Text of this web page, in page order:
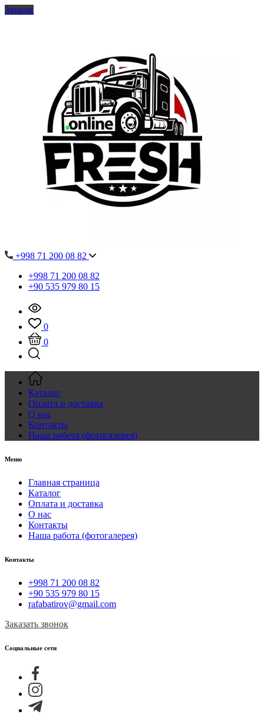
Звонок
+998 71 200 08 82
+998 71 200 08 82
+90 535 979 80 15
0
0
Каталог
Оплата и доставка
О нас
Контакты
Наша работа (фотогалерея)
Меню
Главная страница
Каталог
Оплата и доставка
О нас
Контакты
Наша работа (фотогалерея)
Контакты
+998 71 200 08 82
+90 535 979 80 15
rafabatirov@gmail.com
Заказать звонок
Социальные сети